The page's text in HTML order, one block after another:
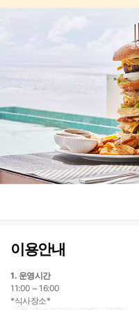
이용안내
1. 운영시간
11:00 ~ 16:00
*식사장소*